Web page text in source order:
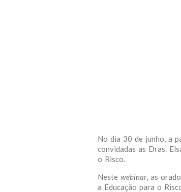
No dia 30 de junho, a
convidadas as Dras.
o Risco.
Neste webinar, as
a Educação para o